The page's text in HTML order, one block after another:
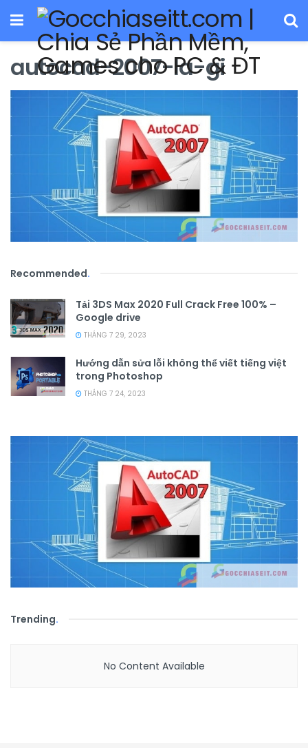
autocad-2007-la-gi
Recommended.
Tải 3DS Max 2020 Full Crack Free 100% –
Google drive
THÁNG 7 29, 2023
Hướng dẫn sửa lỗi không thể viết tiếng việt
trong Photoshop
THÁNG 7 24, 2023
Trending.
No Content Available